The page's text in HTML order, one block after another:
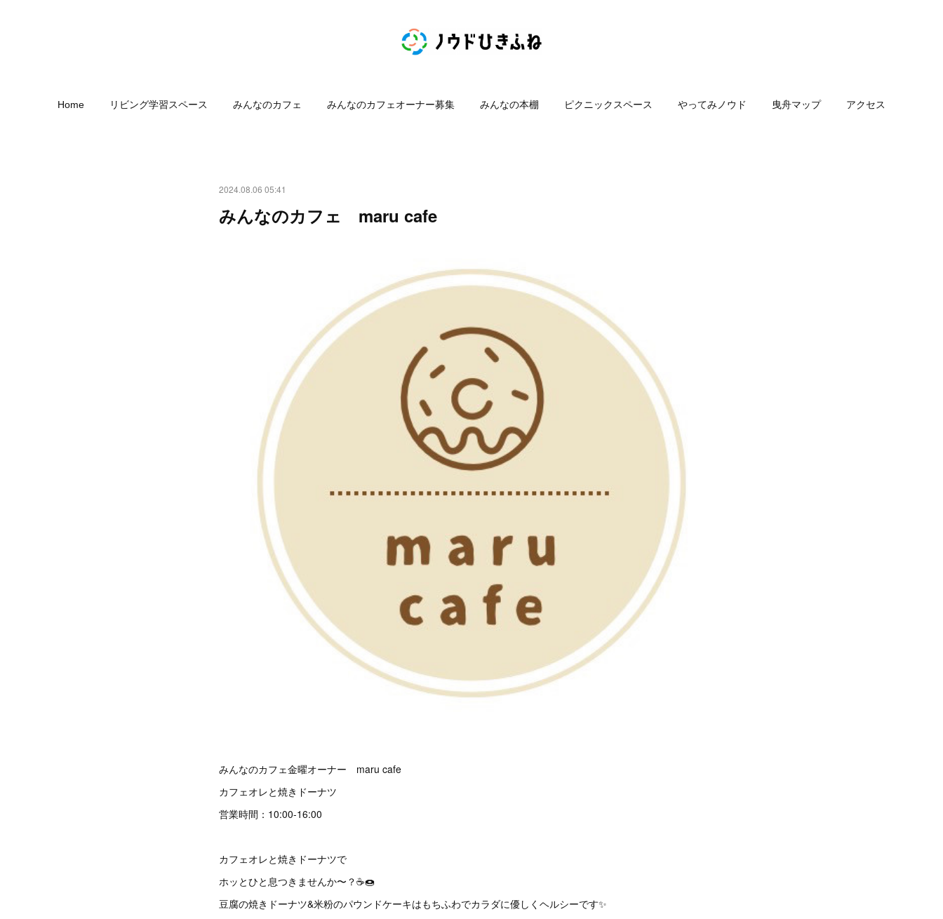
Home リビング学習スペース みんなのカフェ みんなのカフェオーナー募集 みんなの本棚 ピクニックスペース やってみノウド 曳舟マップ アクセス
2024.08.06 05:41
みんなのカフェ maru cafe
みんなのカフェ金曜オーナー maru cafe
カフェオレと焼きドーナツ
営業時間：10:00-16:00
カフェオレと焼きドーナツで
ホッとひと息つきませんか〜？☕️🍩
豆腐の焼きドーナツ&米粉のパウンドケーキはもちふわでカラダに優しくヘルシーです✨